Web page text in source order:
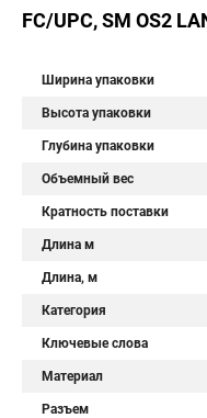
FC/UPC, SM OS2
Ширина упаковки
Высота упаковки
Глубина упаковки
Объемный вес
Кратность поставки
Длина м
Длина, м
Категория
Ключевые слова
Материал
Разъем